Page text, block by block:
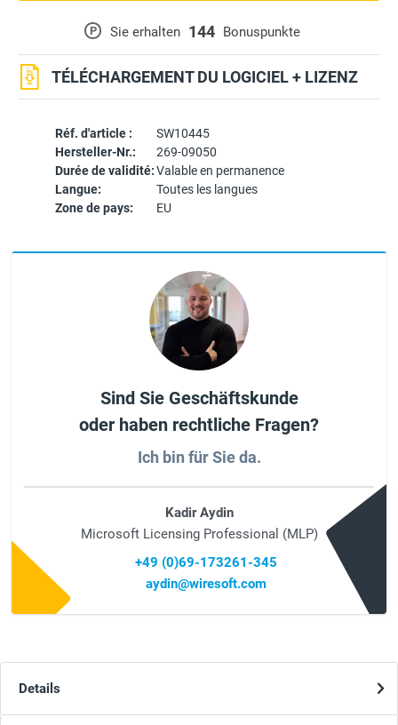
Réf. d'article :
SW10445
Hersteller-Nr.:
269-09050
Durée de validité:Valable en permanence
Langue:
Toutes les langues
Zone de pays:
EU
P Sie erhalten 144 Bonuspunkte
TÉLÉCHARGEMENT DU LOGICIEL + LIZENZ
Sind Sie Geschäftskunde
oder haben rechtliche Fragen?
Ich bin für Sie da.
Kadir Aydin
Microsoft Licensing Professional (MLP)
+49 (0)69-173261-345
aydin@wiresoft.com
Details